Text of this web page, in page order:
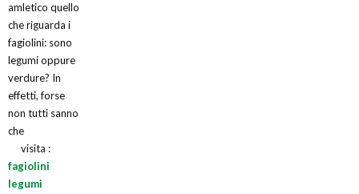
amletico quello
che riguarda i
fagiolini: sono
legumi oppure
verdure? In
effetti, forse
non tutti sanno
che
visita :
fagiolini
legumi